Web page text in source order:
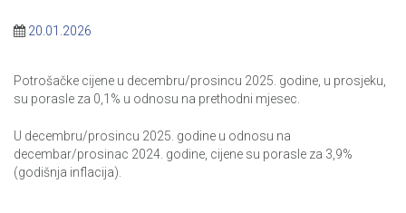
20.01.2026
Potrošačke cijene u decembru/prosincu 2025. godine, u prosjeku,
su porasle za 0,1% u odnosu na prethodni mjesec.
U decembru/prosincu 2025. godine u odnosu na
decembar/prosinac 2024. godine, cijene su porasle za 3,9%
(godišnja inflacija).